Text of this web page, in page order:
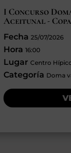
I Concurso
Aceitunal -
Fecha25/07/2026
Hora16:00
LugarCentro
Categoría Doma